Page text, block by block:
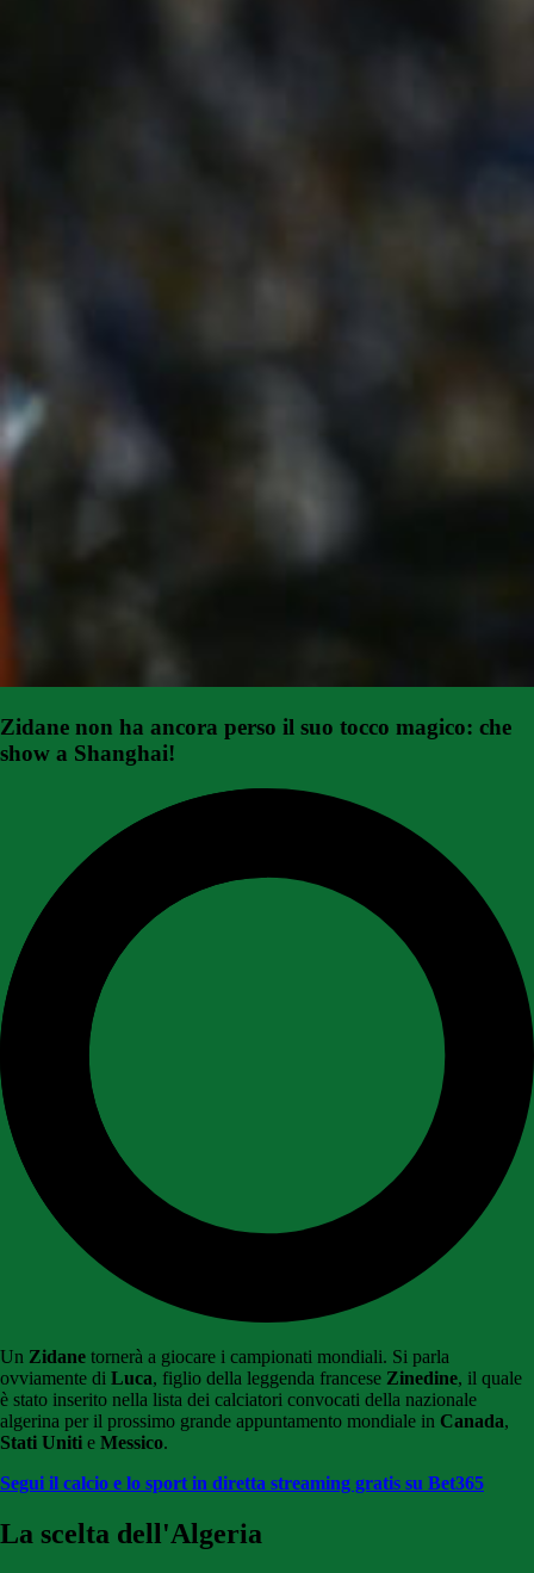
Zidane non ha ancora perso il suo tocco magico: che
show a Shanghai!
Un Zidane tornerà a giocare i campionati mondiali. Si parla
ovviamente di Luca, figlio della leggenda francese Zinedine, il quale
è stato inserito nella lista dei calciatori convocati della nazionale
algerina per il prossimo grande appuntamento mondiale in Canada,
Stati Uniti e Messico.
Segui il calcio e lo sport in diretta streaming gratis su Bet365
La scelta dell'Algeria